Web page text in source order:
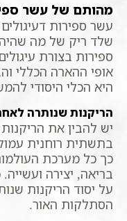
מהותם של עשר
עשר ספירות
שלד ריק של מה
ספירות בצורת
אופי ההארה הכללי
היא הכלי היסודי
הריקנות שנותרה
יש להבין את
בתשתית רוחנית
כך כל מערכת
בריאה, יצירה
על יסוד הריקנות
הסתלקות האור.